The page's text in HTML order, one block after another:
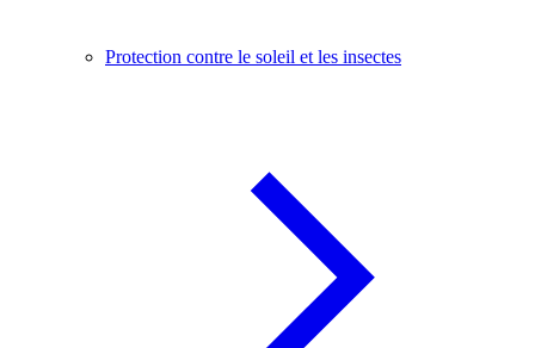
Protection contre le soleil et les insectes